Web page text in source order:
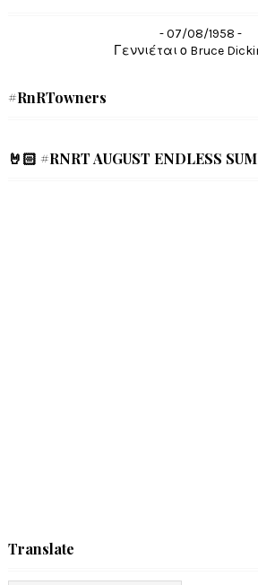
- 07/08/1958 -
Γεννιέται ο Bruce
#RnRTowners
🤘🏻 #RNRT AUGUST ENDLESS
Translate